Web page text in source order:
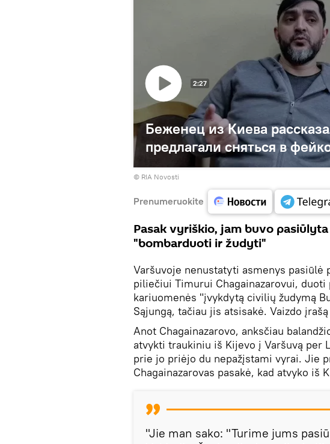
Беженец из Киева
предлагали сняться в
2:27
© RIA Novosti
Prenumeruokite
Pasak vyriškio, jam buvo
"bombarduoti ir žudyti"
Varšuvoje nenustatyti asmenys pasiūlė
piliečiui Timurui Chagainazarovui, duoti
kariuomenės "įvykdytą civilių žudymą
Sąjungą, tačiau jis atsisakė. Vaizdo
Anot Chagainazarovo, anksčiau
atvykti traukiniu iš Kijevo į Varšuvą per
prie jo priėjo du nepažįstami vyrai. Jie
Chagainazarovas pasakė, kad atvyko iš
"Jie man sako: "Turime jums